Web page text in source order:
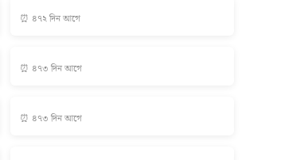
⏰ ৪৭২ দিন আগে
⏰ ৪৭৩ দিন আগে
⏰ ৪৭৩ দিন আগে